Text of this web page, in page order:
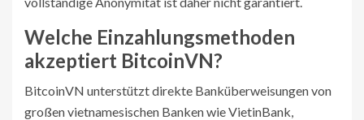
Welche Einzahlungsmethoden
akzeptiert BitcoinVN?
BitcoinVN unterstützt direkte Banküberweisungen von
großen vietnamesischen Banken wie VietinBank,